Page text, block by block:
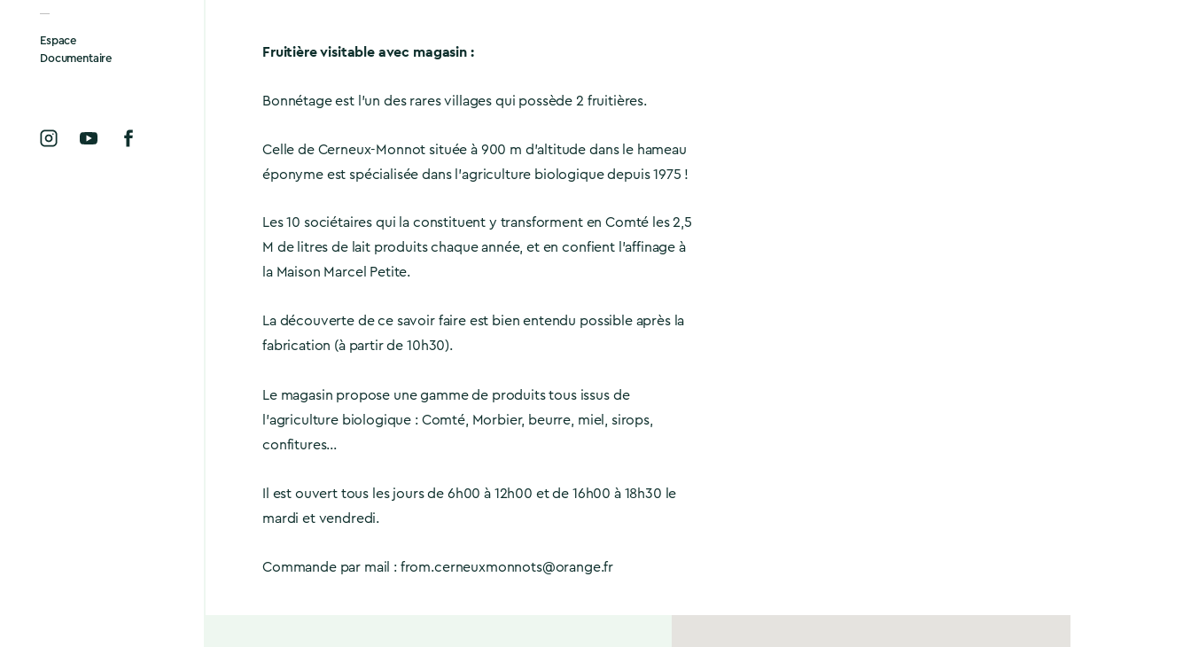
Espace
Documentaire
Fruitière visitable avec magasin :
Bonnétage est l’un des rares villages qui possède 2 fruitières.
Celle de Cerneux-Monnot située à 900 m d’altitude dans le hameau
éponyme est spécialisée dans l’agriculture biologique depuis 1975 !
Les 10 sociétaires qui la constituent y transforment en Comté les 2,5
M de litres de lait produits chaque année, et en confient l’affinage à
la Maison Marcel Petite.
La découverte de ce savoir faire est bien entendu possible après la
fabrication (à partir de 10h30).
Le magasin propose une gamme de produits tous issus de
l’agriculture biologique : Comté, Morbier, beurre, miel, sirops,
confitures…
Il est ouvert tous les jours de 6h00 à 12h00 et de 16h00 à 18h30 le
mardi et vendredi.
Commande par mail : from.cerneuxmonnots@orange.fr